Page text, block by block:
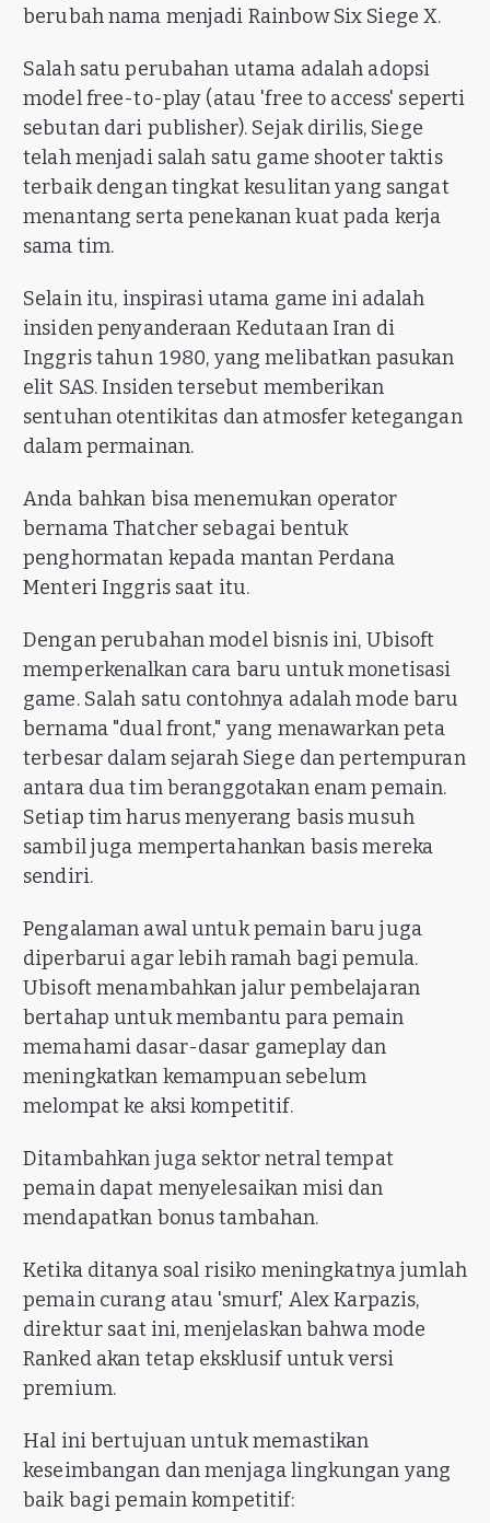
berubah nama menjadi Rainbow Six Siege X.
Salah satu perubahan utama adalah adopsi
model free-to-play (atau 'free to access' seperti
sebutan dari publisher). Sejak dirilis, Siege
telah menjadi salah satu game shooter taktis
terbaik dengan tingkat kesulitan yang sangat
menantang serta penekanan kuat pada kerja
sama tim.
Selain itu, inspirasi utama game ini adalah
insiden penyanderaan Kedutaan Iran di
Inggris tahun 1980, yang melibatkan pasukan
elit SAS. Insiden tersebut memberikan
sentuhan otentikitas dan atmosfer ketegangan
dalam permainan.
Anda bahkan bisa menemukan operator
bernama Thatcher sebagai bentuk
penghormatan kepada mantan Perdana
Menteri Inggris saat itu.
Dengan perubahan model bisnis ini, Ubisoft
memperkenalkan cara baru untuk monetisasi
game. Salah satu contohnya adalah mode baru
bernama "dual front," yang menawarkan peta
terbesar dalam sejarah Siege dan pertempuran
antara dua tim beranggotakan enam pemain.
Setiap tim harus menyerang basis musuh
sambil juga mempertahankan basis mereka
sendiri.
Pengalaman awal untuk pemain baru juga
diperbarui agar lebih ramah bagi pemula.
Ubisoft menambahkan jalur pembelajaran
bertahap untuk membantu para pemain
memahami dasar-dasar gameplay dan
meningkatkan kemampuan sebelum
melompat ke aksi kompetitif.
Ditambahkan juga sektor netral tempat
pemain dapat menyelesaikan misi dan
mendapatkan bonus tambahan.
Ketika ditanya soal risiko meningkatnya jumlah
pemain curang atau 'smurf,' Alex Karpazis,
direktur saat ini, menjelaskan bahwa mode
Ranked akan tetap eksklusif untuk versi
premium.
Hal ini bertujuan untuk memastikan
keseimbangan dan menjaga lingkungan yang
baik bagi pemain kompetitif: